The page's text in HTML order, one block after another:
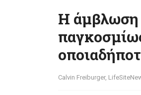
Η άμβλωση
Calvin Freiburger,